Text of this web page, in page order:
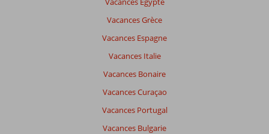
Vacances Grèce
Vacances Espagne
Vacances Italie
Vacances Bonaire
Vacances Curaçao
Vacances Portugal
Vacances Bulgarie